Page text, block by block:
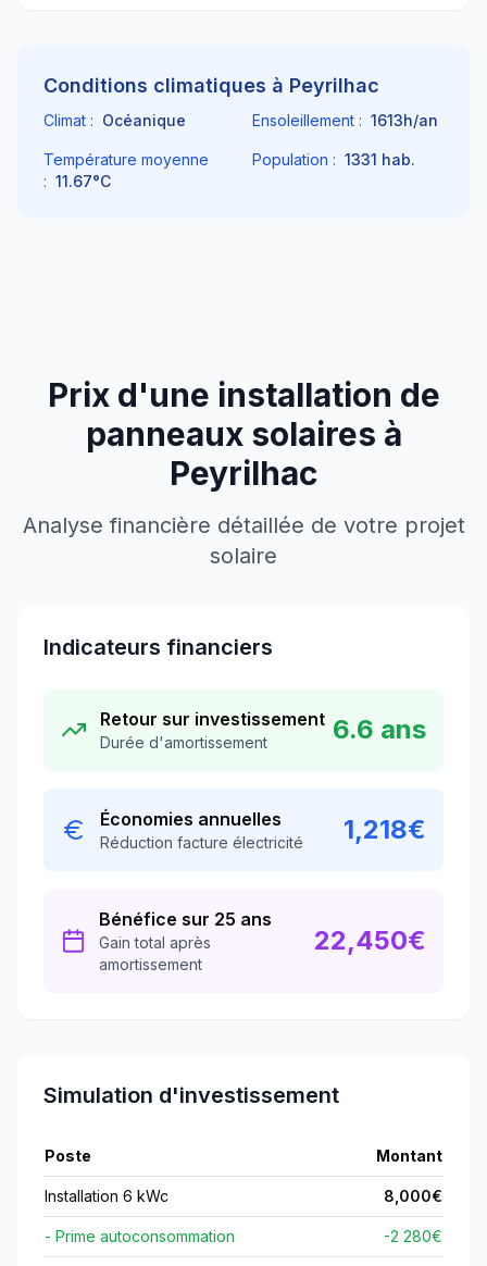
Conditions climatiques à Peyrilhac
Climat : Océanique Ensoleillement : 1613h/an
Température moyenne
: 11.67°C
Population : 1331 hab.
Prix d'une installation de
panneaux solaires à
Peyrilhac
Analyse financière détaillée de votre projet
solaire
Indicateurs financiers
Retour sur investissement
Durée d'amortissement 6.6 ans
Économies annuelles
Réduction facture électricité 1,218€
Bénéfice sur 25 ans
Gain total après
amortissement
22,450€
Simulation d'investissement
Poste Montant
Installation 6 kWc 8,000€
- Prime autoconsommation -2 280€